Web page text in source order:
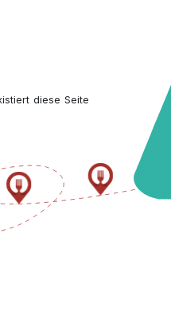
diese Seite